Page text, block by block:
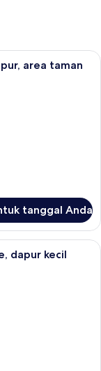
2 Tempat Tidur
area taman
tanggal Anda
2 Tempat Tidur
dapur kecil